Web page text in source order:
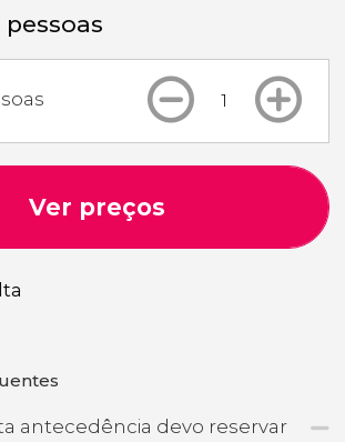
Ver preços
antecedência devo reservar